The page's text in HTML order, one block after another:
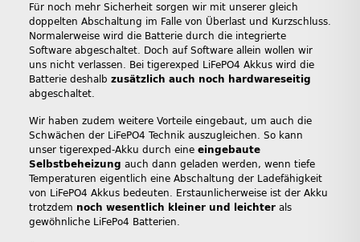
Für noch mehr Sicherheit sorgen wir mit unserer gleich
doppelten Abschaltung im Falle von Überlast und Kurzschluss.
Normalerweise wird die Batterie durch die integrierte
Software abgeschaltet. Doch auf Software allein wollen wir
uns nicht verlassen. Bei tigerexped LiFePO4 Akkus wird die
Batterie deshalb zusätzlich auch noch hardwareseitig
abgeschaltet.
Wir haben zudem weitere Vorteile eingebaut, um auch die
Schwächen der LiFePO4 Technik auszugleichen. So kann
unser tigerexped-Akku durch eine eingebaute
Selbstbeheizung auch dann geladen werden, wenn tiefe
Temperaturen eigentlich eine Abschaltung der Ladefähigkeit
von LiFePO4 Akkus bedeuten. Erstaunlicherweise ist der Akku
trotzdem noch wesentlich kleiner und leichter als
gewöhnliche LiFePo4 Batterien.